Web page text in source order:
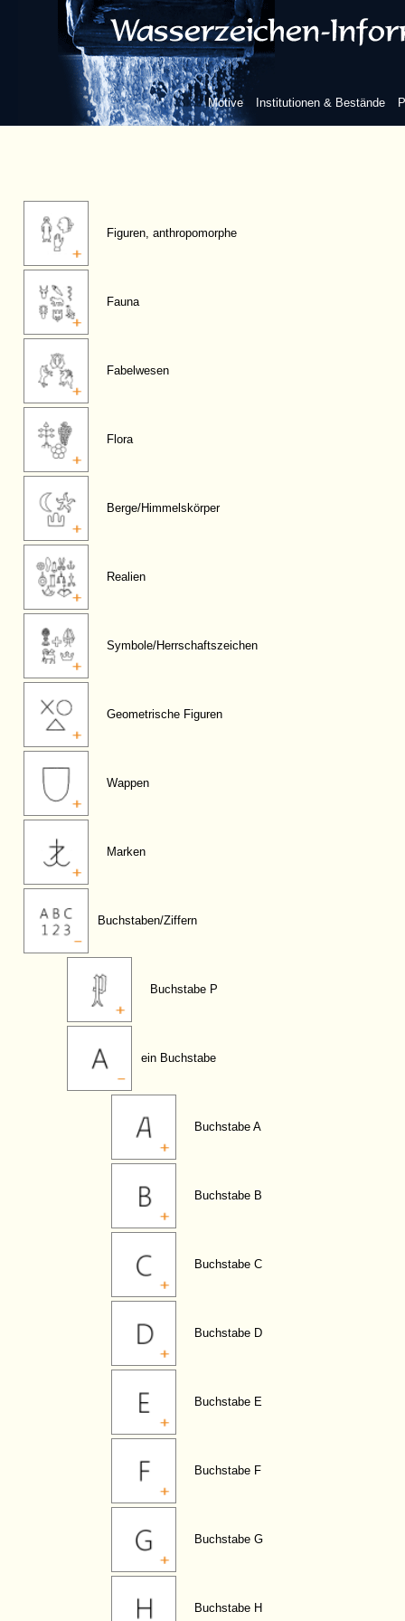
Motive Institutionen & Bestände
Figuren, anthropomorphe
Fauna
Fabelwesen
Flora
Berge/Himmelskörper
Realien
Symbole/Herrschaftszeichen
Geometrische Figuren
Wappen
Marken
Buchstaben/Ziffern
Buchstabe P
ein Buchstabe
Buchstabe A
Buchstabe B
Buchstabe C
Buchstabe D
Buchstabe E
Buchstabe F
Buchstabe G
Buchstabe H